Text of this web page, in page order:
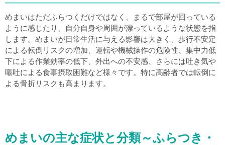
めまいはただふらつくだけではなく、まるで部屋が回っている
ように感じたり、自分自身や周囲が漂っているような状態を指
します。めまいが日常生活に与える影響は大きく、歩行不安定
による転倒リスクの増加、運転や機械操作の危険性、集中力低
下による作業効率の低下、外出への不安感、さらには吐き気や
嘔吐による食事摂取困難など様々です。特に高齢者では転倒に
よる骨折リスクも高まります。
めまいの主な症状と分類～ふらつき・